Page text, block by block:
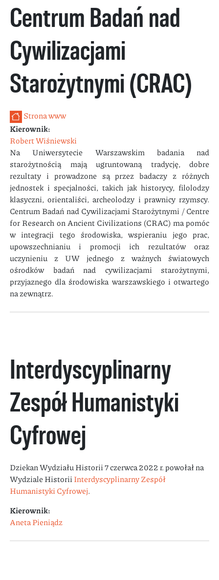
Centrum Badań nad
Cywilizacjami
Starożytnymi (CRAC)
Strona www
Kierownik:
Robert Wiśniewski
Na Uniwersytecie Warszawskim badania nad
starożytnością mają ugruntowaną tradycję, dobre
rezultaty i prowadzone są przez badaczy z różnych
jednostek i specjalności, takich jak historycy, filolodzy
klasyczni, orientaliści, archeolodzy i prawnicy rzymscy.
Centrum Badań nad Cywilizacjami Starożytnymi / Centre
for Research on Ancient Civilizations (CRAC) ma pomóc
w integracji tego środowiska, wspieraniu jego prac,
upowszechnianiu i promocji ich rezultatów oraz
uczynieniu z UW jednego z ważnych światowych
ośrodków badań nad cywilizacjami starożytnymi,
przyjaznego dla środowiska warszawskiego i otwartego
na zewnątrz.
Interdyscyplinarny
Zespół Humanistyki
Cyfrowej
Dziekan Wydziału Historii 7 czerwca 2022 r. powołał na
Wydziale HistoriiInterdyscyplinarny Zespół
Humanistyki Cyfrowej.
Kierownik:
Aneta Pieniądz